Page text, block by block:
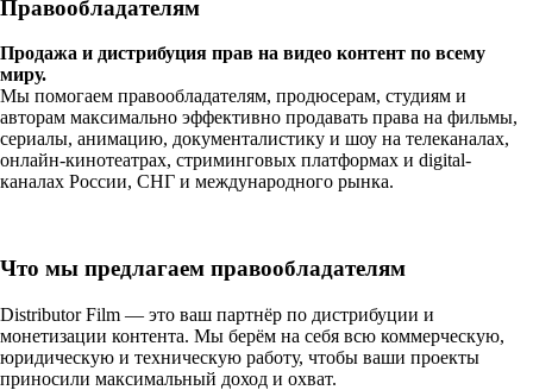
Правообладателям
Продажа и дистрибуция прав на видео контент по всему
миру.
Мы помогаем правообладателям, продюсерам, студиям и
авторам максимально эффективно продавать права на фильмы,
сериалы, анимацию, документалистику и шоу на телеканалах,
онлайн-кинотеатрах, стриминговых платформах и digital-
каналах России, СНГ и международного рынка.
Что мы предлагаем правообладателям
Distributor Film — это ваш партнёр по дистрибуции и
монетизации контента. Мы берём на себя всю коммерческую,
юридическую и техническую работу, чтобы ваши проекты
приносили максимальный доход и охват.